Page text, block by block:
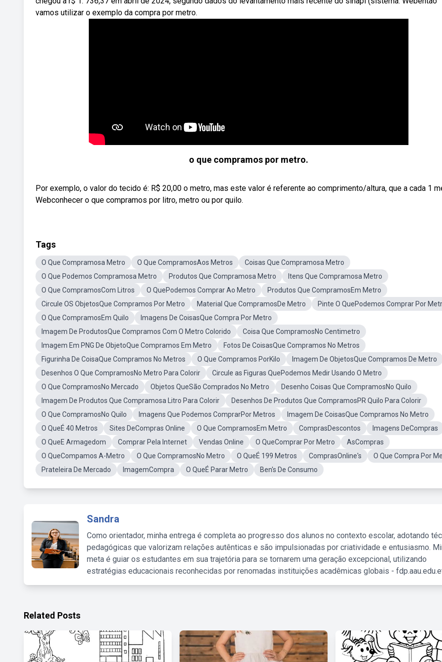
vamos utilizar o exemplo da compra por metro.
o que compramos por metro.
Por exemplo, o valor do tecido é: R$ 20,00 o metro, mas este valor é referente ao comprimento/altura, que a cada 1
Webconhecer o que compramos por litro, metro ou por quilo.
Tags
O Que Compramosa Metro O Que CompramosAos Metros
Coisas Que Compramosa Metro
O Que Podemos Compramosa Metro
Produtos Que Compramosa Metro
Itens Que Compramosa Metro
O Que CompramosCom Litros
O QuePodemos Comprar Ao Metro
Produtos Que CompramosEm Metro
Circule OS ObjetosQue Compramos Por Metro
Material Que CompramosDe Metro
Pinte O QuePodemos Comprar Por
O Que CompramosEm Quilo
Imagens De CoisasQue Compra Por Metro
Imagem De ProdutosQue Compramos Com O Metro Colorido
Coisa Que CompramosNo Centimetro
Imagem Em PNG De ObjetoQue Compramos Em Metro
Fotos De CoisasQue Compramos No Metros
Figurinha De CoisaQue Compramos No Metros
O Que Compramos PorKilo
Imagem De ObjetosQue Compramos De Metro
Desenhos O Que CompramosNo Metro Para Colorir
Circule as Figuras QuePodemos Medir Usando O Metro
O Que CompramosNo Mercado
Objetos QueSão Comprados No Metro
Desenho Coisas Que CompramosNo Quilo
Imagem De Produtos Que Compramosa Litro Para Colorir
Desenhos De Produtos Que CompramosPR Quilo Para Colorir
O Que CompramosNo Quilo
Imagens Que Podemos ComprarPor Metros
Imagem De CoisasQue Compramos No Metro
O QueÉ 40 Metros
Sites DeCompras Online O Que CompramosEm Metro ComprasDescontos
Imagens DeCompras
O QueE Armagedom
Comprar Pela Internet Vendas Online O QueComprar Por Metro
AsCompras
O QueCompamos A-Metro
O Que CompramosNo Metro O QueÉ 199 Metros ComprasOnline's
O Que Compra Por
Prateleira De Mercado
ImagemCompra O QueÉ Parar Metro Ben's De Consumo
Sandra
Como orientador, minha entrega é completa ao progresso dos alunos no contexto escolar, adotando
pedagógicas que valorizam relações autênticas e são impulsionadas por criatividade e entusiasmo.
meta é guiar os estudantes em sua trajetória para se tornarem uma geração excepcional, utilizando
estratégias educacionais reconhecidas por renomadas instituições acadêmicas globais -
Related Posts